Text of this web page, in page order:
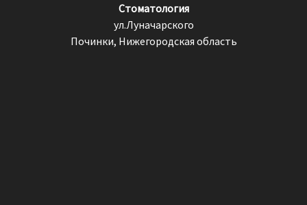
Стоматология
ул.Луначарского
Починки, Нижегородская область